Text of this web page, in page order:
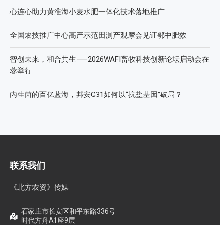
心连心助力黄淮海小麦水肥一体化技术落地推广
全国农技推广中心高产示范田测产观摩会见证鄂中肥效
智创未来，和合共生——2026WAFI畜牧科技创新论坛启动会在
蓉举行
内生菌的百亿蓝海，邦安G31如何以“抗盐基因”破局？
联系我们
《北方农资》传媒
石家庄市长安区和平东路336号
时代方舟A1座9层